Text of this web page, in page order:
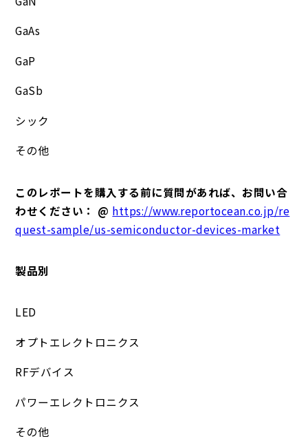
GaAs
GaP
GaSb
シック
その他
このレポートを購入する前に質問があれば、お問い合
わせください： @ https://www.reportocean.co.jp/re
quest-sample/us-semiconductor-devices-market
製品別
LED
オプトエレクトロニクス
RFデバイス
パワーエレクトロニクス
その他